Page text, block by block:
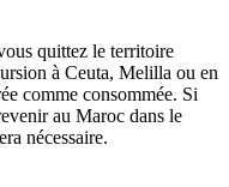
quittez le territoire
à Ceuta, Melilla ou en
comme consommée. Si
au Maroc dans le
nécessaire.